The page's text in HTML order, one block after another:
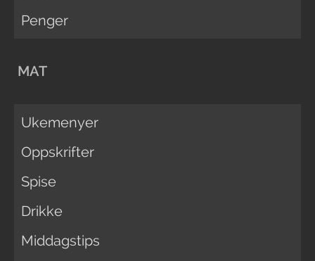
Penger
MAT
Ukemenyer
Oppskrifter
Spise
Drikke
Middagstips